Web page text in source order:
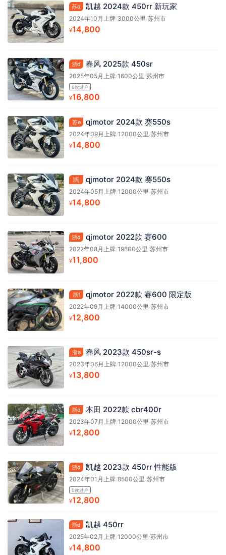
苏d 凯越 2024款 450rr 新玩家
2024年10月上牌/3000公里 /苏州市
¥14,800
浙d 春风 2025款 450sr
2025年05月上牌/1600公里 /苏州市
0次过户
¥16,800
苏e qjmotor 2024款 赛550s
2024年09月上牌/12000公里 /苏州市
¥14,800
浙j qjmotor 2024款 赛550s
2024年05月上牌/12000公里 /苏州市
¥14,800
浙d qjmotor 2022款 赛600
2022年08月上牌/19800公里 /苏州市
¥11,800
浙f qjmotor 2022款 赛600 限定版
2022年09月上牌/14000公里 /苏州市
¥12,800
浙a 春风 2023款 450sr-s
2023年06月上牌/12000公里 /苏州市
¥13,800
浙d 本田 2022款 cbr400r
2023年07月上牌/12000公里 /苏州市
¥12,800
浙d 凯越 2023款 450rr 性能版
2024年01月上牌/8500公里 /苏州市
0次过户
¥12,800
浙d 凯越 450rr
2025年02月上牌/12000公里/苏州市
¥14,800